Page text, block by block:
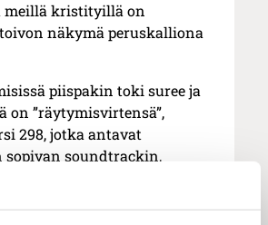
meillä kristityillä on
näkymä peruskalliona
piispakin toki suree ja
on ”räytymisvirtensä”,
298, jotka antavat
soundtrackin,
ihmisenä mietin jo